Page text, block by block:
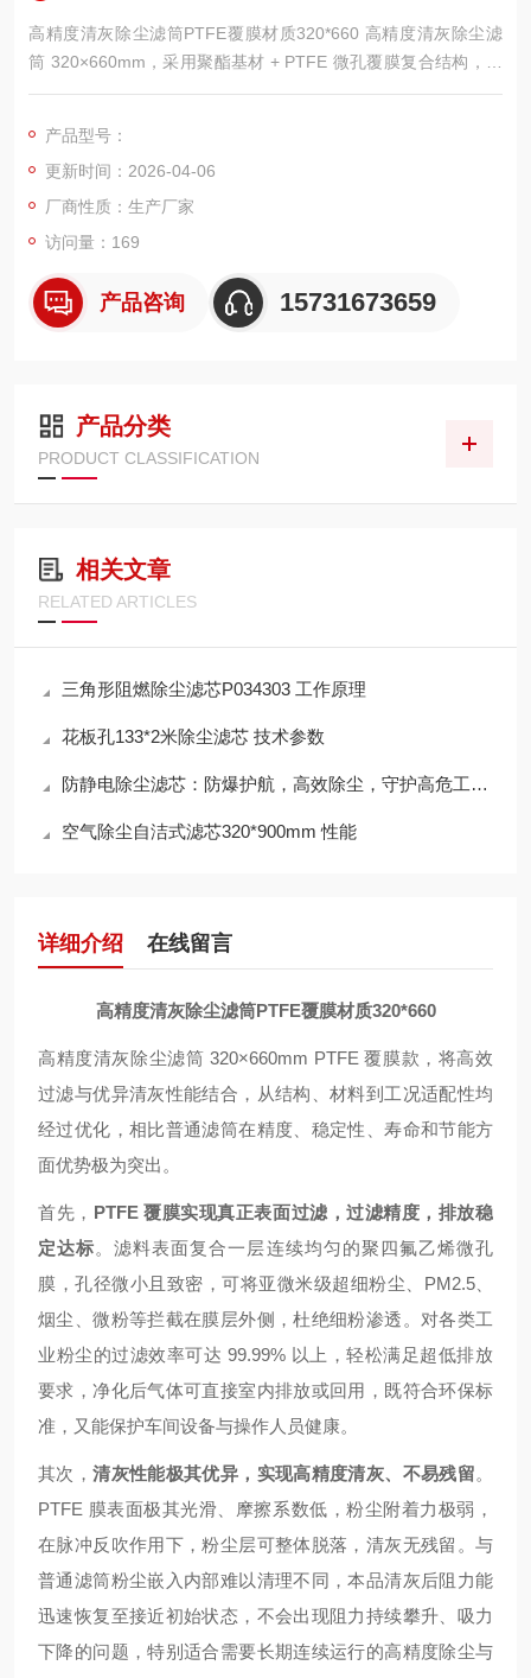
高精度清灰除尘滤筒PTFE覆膜材质320*660 高精度清灰除尘滤
筒 320×660mm，采用聚酯基材 + PTFE 微孔覆膜复合结构，为
标准圆筒折叠式高效除尘滤芯，外径 320mm、长度 660mm。产
定、不易堵塞、使用寿命长等特点，专门针对超细粉尘、高浓度
粉尘、易黏附粉尘工况设计
产品型号：
更新时间：2026-04-06
厂商性质：生产厂家
访问量：169
产品咨询 15731673659
产品分类
PRODUCT CLASSIFICATION
相关文章
RELATED ARTICLES
三角形阻燃除尘滤芯P034303 工作原理
花板孔133*2米除尘滤芯 技术参数
防静电除尘滤芯：防爆护航，高效除尘，守护高危工况安全
空气除尘自洁式滤芯320*900mm 性能
详细介绍 在线留言
高精度清灰除尘滤筒PTFE覆膜材质320*660
高精度清灰除尘滤筒 320×660mm PTFE 覆膜款，将高效
过滤与优异清灰性能结合，从结构、材料到工况适配性均
经过优化，相比普通滤筒在精度、稳定性、寿命和节能方
面优势极为突出。
首先， PTFE 覆膜实现真正表面过滤，过滤精度，排放稳
定达标。滤料表面复合一层连续均匀的聚四氟乙烯微孔
膜，孔径微小且致密，可将亚微米级超细粉尘、PM2.5、
烟尘、微粉等拦截在膜层外侧，杜绝细粉渗透。对各类工
业粉尘的过滤效率可达 99.99% 以上，轻松满足超低排放
要求，净化后气体可直接室内排放或回用，既符合环保标
准，又能保护车间设备与操作人员健康。
其次，清灰性能极其优异，实现高精度清灰、不易残留。
PTFE 膜表面极其光滑、摩擦系数低，粉尘附着力极弱，
在脉冲反吹作用下，粉尘层可整体脱落，清灰无残留。与
普通滤筒粉尘嵌入内部难以清理不同，本品清灰后阻力能
迅速恢复至接近初始状态，不会出现阻力持续攀升、吸力
下降的问题，特别适合需要长期连续运行的高精度除尘与